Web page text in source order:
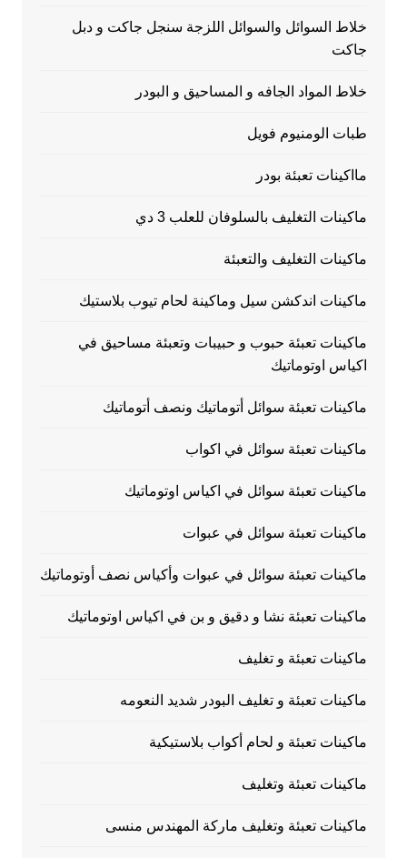
خلاط السوائل والسوائل اللزجة سنجل جاكت و دبل
جاكت
خلاط المواد الجافه و المساحيق و البودر
طبات الومنيوم فويل
مااكينات تعبئة بودر
ماكينات التغليف بالسلوفان للعلب 3 دي
ماكينات التغليف والتعبئة
ماكينات اندكشن سيل وماكينة لحام تيوب بلاستيك
ماكينات تعبئة حبوب و حبيبات وتعبئة مساحيق في
اكياس اوتوماتيك
ماكينات تعبئة سوائل أتوماتيك ونصف أتوماتيك
ماكينات تعبئة سوائل في اكواب
ماكينات تعبئة سوائل في اكياس اوتوماتيك
ماكينات تعبئة سوائل في عبوات
ماكينات تعبئة سوائل في عبوات وأكياس نصف أوتوماتيك
ماكينات تعبئة نشا و دقيق و بن في اكياس اوتوماتيك
ماكينات تعبئة و تغليف
ماكينات تعبئة و تغليف البودر شديد النعومه
ماكينات تعبئة و لحام أكواب بلاستيكية
ماكينات تعبئة وتغليف
ماكينات تعبئة وتغليف ماركة المهندس منسى